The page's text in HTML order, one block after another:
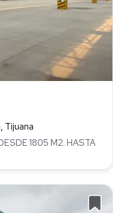
Tijuana
1805 M2. HASTA